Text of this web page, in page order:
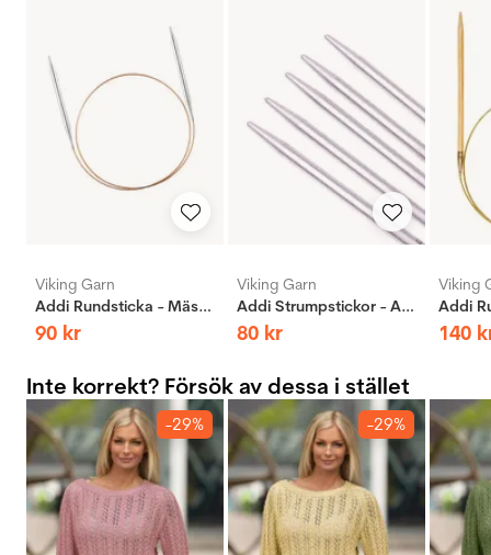
Viking Garn
Addi Rundsticka - Mässing
90 kr
Viking Garn
Addi Strumpstickor - Aluminium
80 kr
Viking
140
Inte korrekt? Försök av dessa i stället
-29% -29%